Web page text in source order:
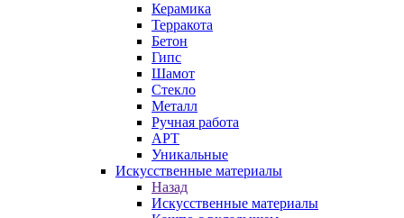
Керамика
Терракота
Бетон
Гипс
Шамот
Стекло
Металл
Ручная работа
АРТ
Уникальные
Искусственные материалы
Назад
Искусственные материалы